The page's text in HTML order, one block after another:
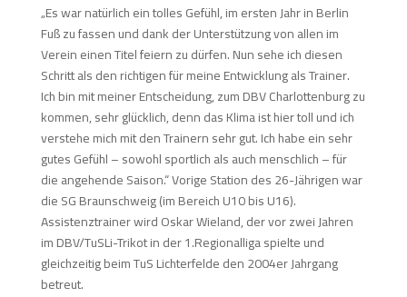
„Es war natürlich ein tolles Gefühl, im ersten Jahr in Berlin
Fuß zu fassen und dank der Unterstützung von allen im
Verein einen Titel feiern zu dürfen. Nun sehe ich diesen
Schritt als den richtigen für meine Entwicklung als Trainer.
Ich bin mit meiner Entscheidung, zum DBV Charlottenburg zu
kommen, sehr glücklich, denn das Klima ist hier toll und ich
verstehe mich mit den Trainern sehr gut. Ich habe ein sehr
gutes Gefühl – sowohl sportlich als auch menschlich – für
die angehende Saison.“ Vorige Station des 26-Jährigen war
die SG Braunschweig (im Bereich U10 bis U16).
Assistenztrainer wird Oskar Wieland, der vor zwei Jahren
im DBV/TuSLi-Trikot in der 1.Regionalliga spielte und
gleichzeitig beim TuS Lichterfelde den 2004er Jahrgang
betreut.